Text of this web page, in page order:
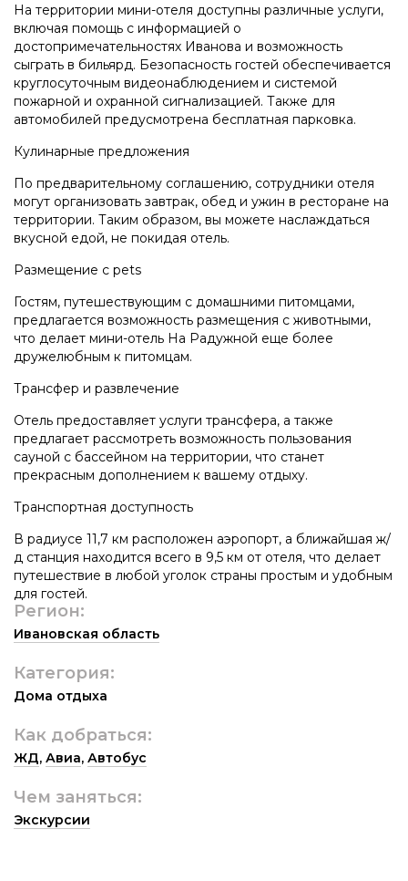
На территории мини-отеля доступны различные услуги,
включая помощь с информацией о
достопримечательностях Иванова и возможность
сыграть в бильярд. Безопасность гостей обеспечивается
круглосуточным видеонаблюдением и системой
пожарной и охранной сигнализацией. Также для
автомобилей предусмотрена бесплатная парковка.
Кулинарные предложения
По предварительному соглашению, сотрудники отеля
могут организовать завтрак, обед и ужин в ресторане на
территории. Таким образом, вы можете наслаждаться
вкусной едой, не покидая отель.
Размещение с pets
Гостям, путешествующим с домашними питомцами,
предлагается возможность размещения с животными,
что делает мини-отель На Радужной еще более
дружелюбным к питомцам.
Трансфер и развлечение
Отель предоставляет услуги трансфера, а также
предлагает рассмотреть возможность пользования
сауной с бассейном на территории, что станет
прекрасным дополнением к вашему отдыху.
Транспортная доступность
В радиусе 11,7 км расположен аэропорт, а ближайшая ж/
д станция находится всего в 9,5 км от отеля, что делает
путешествие в любой уголок страны простым и удобным
для гостей.
Регион:
Ивановская область
Категория:
Дома отдыха
Как добраться:
ЖД, Авиа, Автобус
Чем заняться:
Экскурсии